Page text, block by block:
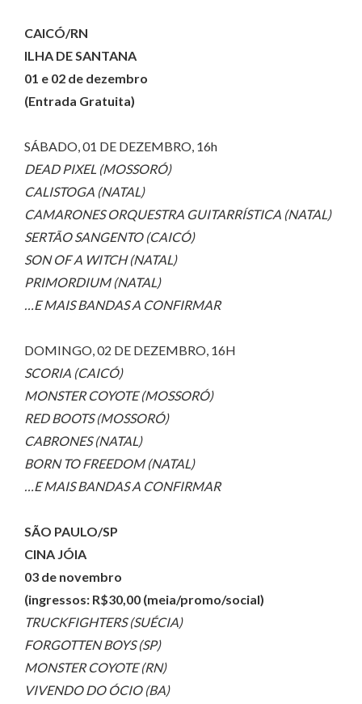
CAICÓ/RN
ILHA DE SANTANA
01 e 02 de dezembro
(Entrada Gratuita)
SÁBADO, 01 DE DEZEMBRO, 16h
DEAD PIXEL (MOSSORÓ)
CALISTOGA (NATAL)
CAMARONES ORQUESTRA GUITARRÍSTICA (NATAL)
SERTÃO SANGENTO (CAICÓ)
SON OF A WITCH (NATAL)
PRIMORDIUM (NATAL)
…E MAIS BANDAS A CONFIRMAR
DOMINGO, 02 DE DEZEMBRO, 16H
SCORIA (CAICÓ)
MONSTER COYOTE (MOSSORÓ)
RED BOOTS (MOSSORÓ)
CABRONES (NATAL)
BORN TO FREEDOM (NATAL)
…E MAIS BANDAS A CONFIRMAR
SÃO PAULO/SP
CINA JÓIA
03 de novembro
(ingressos: R$30,00 (meia/promo/social)
TRUCKFIGHTERS (SUÉCIA)
FORGOTTEN BOYS (SP)
MONSTER COYOTE (RN)
VIVENDO DO ÓCIO (BA)